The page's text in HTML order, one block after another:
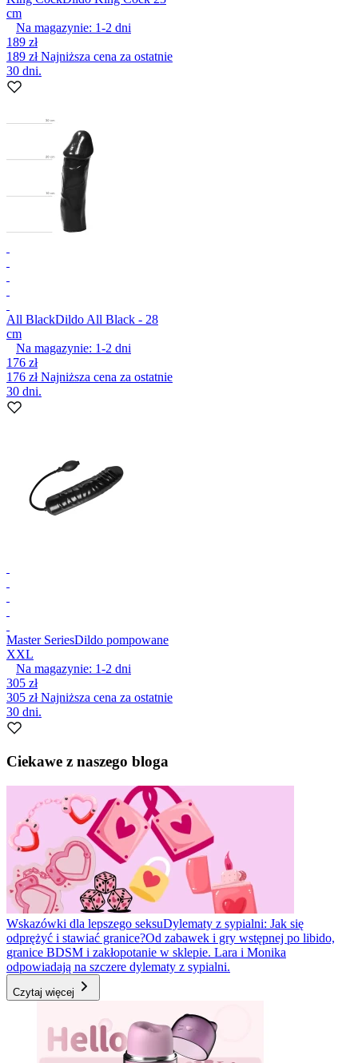
cm
Na magazynie: 1-2 dni
189 zł
189 złNajniższa cena za ostatnie
30 dni.
All BlackDildo All Black - 28
cm
Na magazynie: 1-2 dni
176 zł
176 złNajniższa cena za ostatnie
30 dni.
Master SeriesDildo pompowane
XXL
Na magazynie: 1-2 dni
305 zł
305 złNajniższa cena za ostatnie
30 dni.
Ciekawe z naszego bloga
Wskazówki dla lepszego seksuDylematy z sypialni: Jak się
odprężyć i stawiać granice?Od zabawek i gry wstępnej po libido,
granice BDSM i zakłopotanie w sklepie. Lara i Monika
odpowiadają na szczere dylematy z sypialni.
Czytaj więcej